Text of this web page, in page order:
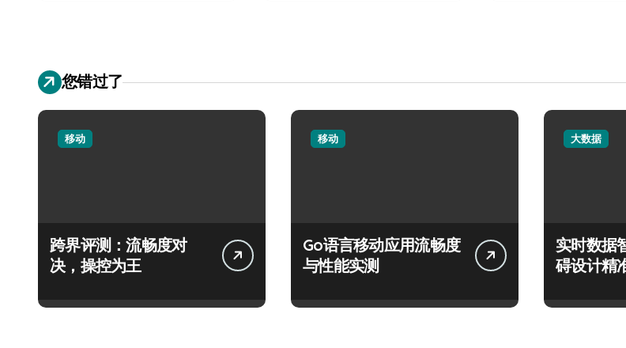
您错过了
移动
跨界评测：流畅度对
决，操控为王
移动
Go语言移动应用流畅度
与性能实测
大数据
实时数据
碍设计精